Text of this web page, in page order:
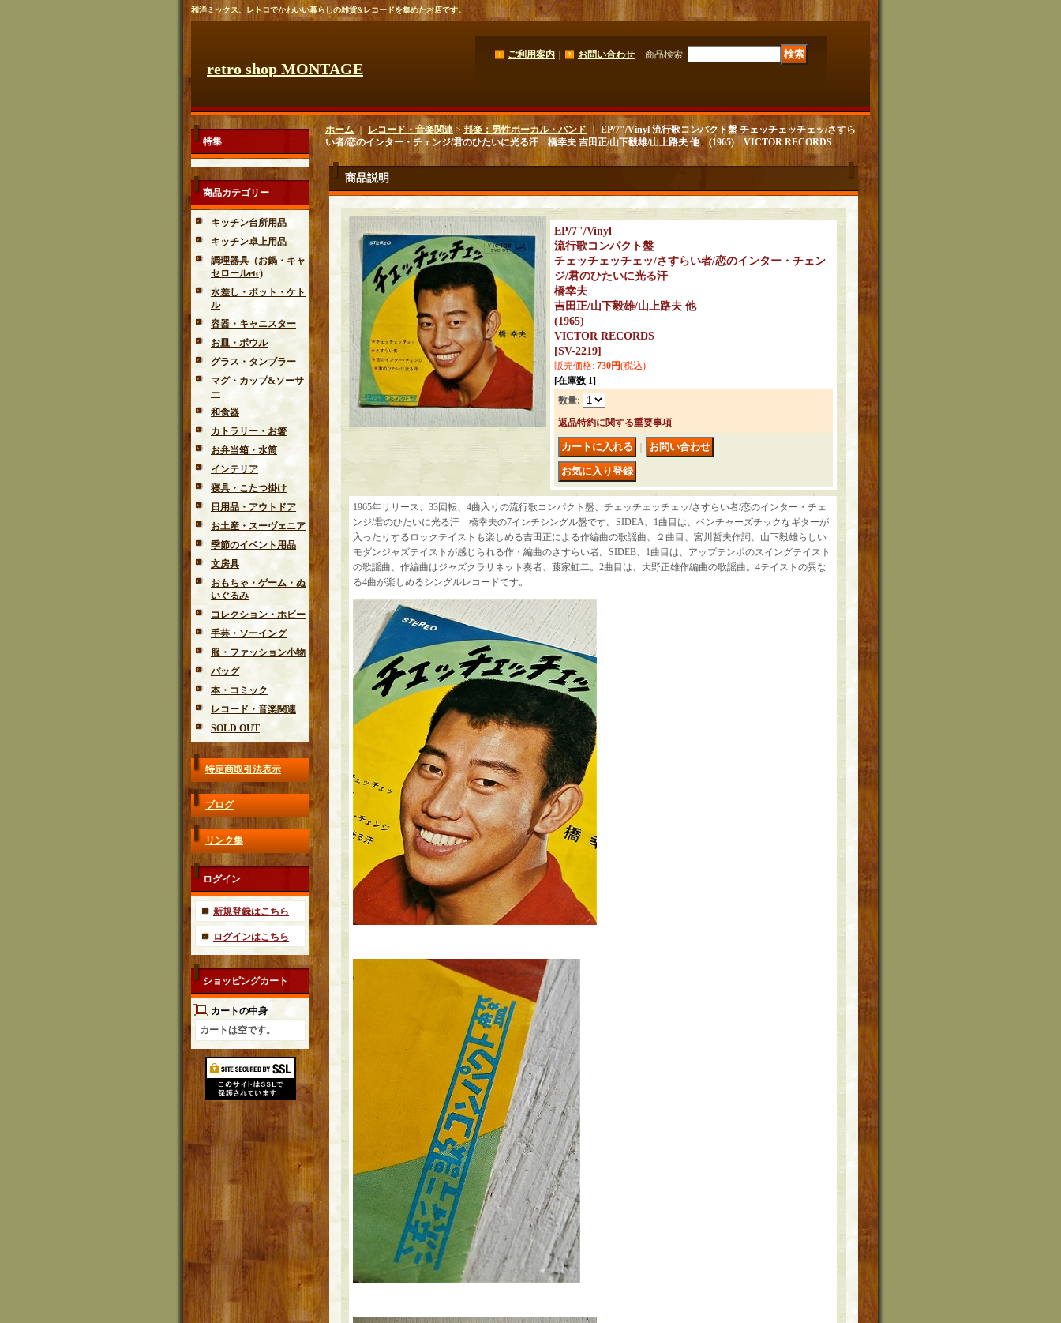
和洋ミックス、レトロでかわいい暮らしの雑貨&レコードを集めたお店です。
retro shop MONTAGE
ご利用案内 お問い合わせ 商品検索:
特集
商品カテゴリー
キッチン台所用品
キッチン卓上用品
調理器具（お鍋・キャ
セロールetc)
水差し・ポット・ケト
ル
容器・キャニスター
お皿・ボウル
グラス・タンブラー
マグ・カップ&ソーサ
ー
和食器
カトラリー・お箸
お弁当箱・水筒
インテリア
寝具・こたつ掛け
日用品・アウトドア
お土産・スーヴェニア
季節のイベント用品
文房具
おもちゃ・ゲーム・ぬ
いぐるみ
コレクション・ホビー
手芸・ソーイング
服・ファッション小物
バッグ
本・コミック
レコード・音楽関連
SOLD OUT
特定商取引法表示
ブログ
リンク集
ログイン
新規登録はこちら
ログインはこちら
ショッピングカート
カートの中身
カートは空です。
ホーム｜ レコード・音楽関連 > 邦楽：男性ボーカル・バンド｜EP/7"/Vinyl 流行歌コンパクト盤 チェッチェッチェッ/さすら
い者/恋のインター・チェンジ/君のひたいに光る汗 橋幸夫 吉田正/山下毅雄/山上路夫 他 (1965) VICTOR RECORDS
商品説明
EP/7"/Vinyl
流行歌コンパクト盤
チェッチェッチェッ/さすらい者/恋のインター・チェン
ジ/君のひたいに光る汗
橋幸夫
吉田正/山下毅雄/山上路夫 他
(1965)
VICTOR RECORDS
[SV-2219]
販売価格: 730円(税込)
[在庫数 1]
数量:
返品特約に関する重要事項
1965年リリース、33回転、4曲入りの流行歌コンパクト盤、チェッチェッチェッ/さすらい者/恋のインター・チェ
ンジ/君のひたいに光る汗 橋幸夫の7インチシングル盤です。SIDEA、1曲目は、ベンチャーズチックなギターが
入ったりするロックテイストも楽しめる吉田正による作編曲の歌謡曲、２曲目、宮川哲夫作詞、山下毅雄らしい
モダンジャズテイストが感じられる作・編曲のさすらい者。SIDEB、1曲目は、アップテンポのスイングテイスト
の歌謡曲、作編曲はジャズクラリネット奏者、藤家虹二。2曲目は、大野正雄作編曲の歌謡曲。4テイストの異な
る4曲が楽しめるシングルレコードです。